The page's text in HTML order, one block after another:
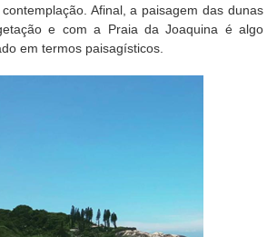
Afinal, a paisagem das dunas
e com a Praia da Joaquina é algo
em termos paisagísticos.